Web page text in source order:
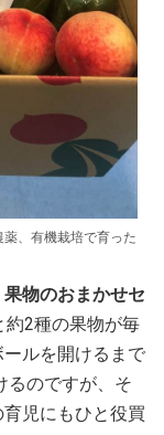
、有機栽培で育った
物のおまかせセ
約2種の果物が毎
ルを開けるまで
るのですが、そ
児にもひと役買